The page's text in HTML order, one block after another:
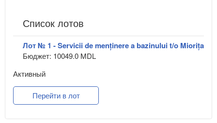
Список лотов
Лот № 1 - Servicii de menținere a bazinului t/o Miorița
Бюджет: 10049.0 MDL
Активный
Перейти в лот